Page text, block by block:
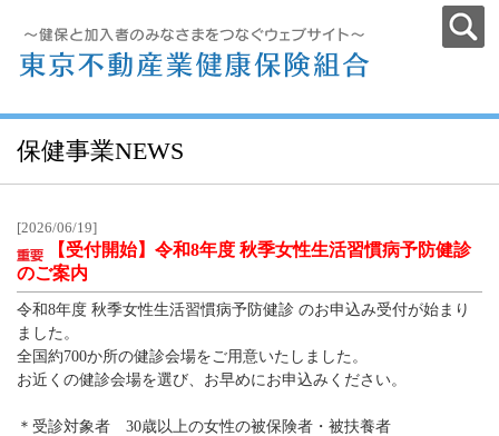
保健事業NEWS
[2026/06/19]
【受付開始】令和8年度 秋季女性生活習慣病予防健診
のご案内
令和8年度 秋季女性生活習慣病予防健診 のお申込み受付が始まり
ました。
全国約700か所の健診会場をご用意いたしました。
お近くの健診会場を選び、お早めにお申込みください。
＊受診対象者 30歳以上の女性の被保険者・被扶養者